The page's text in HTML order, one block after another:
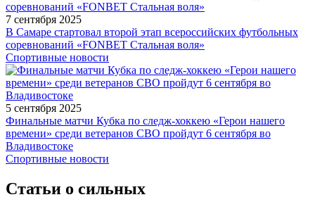
7 сентября 2025
В Самаре стартовал второй этап всероссийских футбольных
соревнований «FONBET Стальная воля»
Спортивные новости
5 сентября 2025
Финальные матчи Кубка по следж-хоккею «Герои нашего
времени» среди ветеранов СВО пройдут 6 сентября во
Владивостоке
Спортивные новости
Статьи о сильных